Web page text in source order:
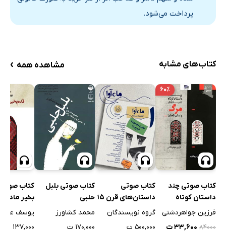
پرداخت می‌شود.
کتاب‌های مشابه مشاهده همه ›
۶۰٪
کتاب صوتی چند
داستان کوتاه
درباره‌ی مرگ و سایر
فرزین جواهردشتی
۸۴۰۰۰ ۳۳,۶۰۰ ت
کتاب صوتی
داستان‌های قرن 15
- دوره اول
گروه نویسندگان
۵۰۰,۰۰۰ ت
کتاب صوتی بلبل
حلبی
محمد کشاورز
۱۷۰,۰۰۰ ت
کتاب
بخیر
بود
یوسف
۱۳۷,۰۰۰ ت